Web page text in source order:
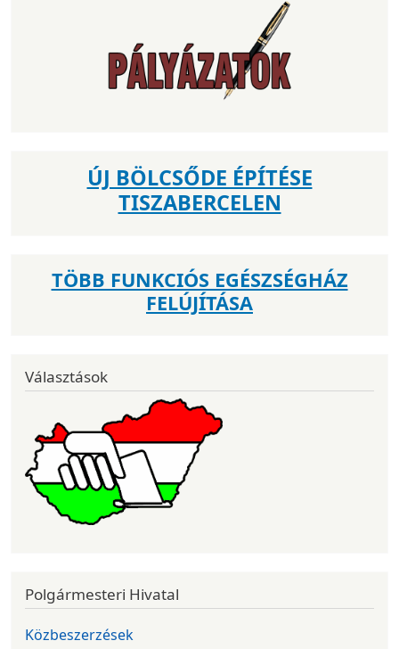
ÚJ BÖLCSŐDE ÉPÍTÉSE
TISZABERCELEN
TÖBB FUNKCIÓS EGÉSZSÉGHÁZ
FELÚJÍTÁSA
Választások
Polgármesteri Hivatal
Közbeszerzések